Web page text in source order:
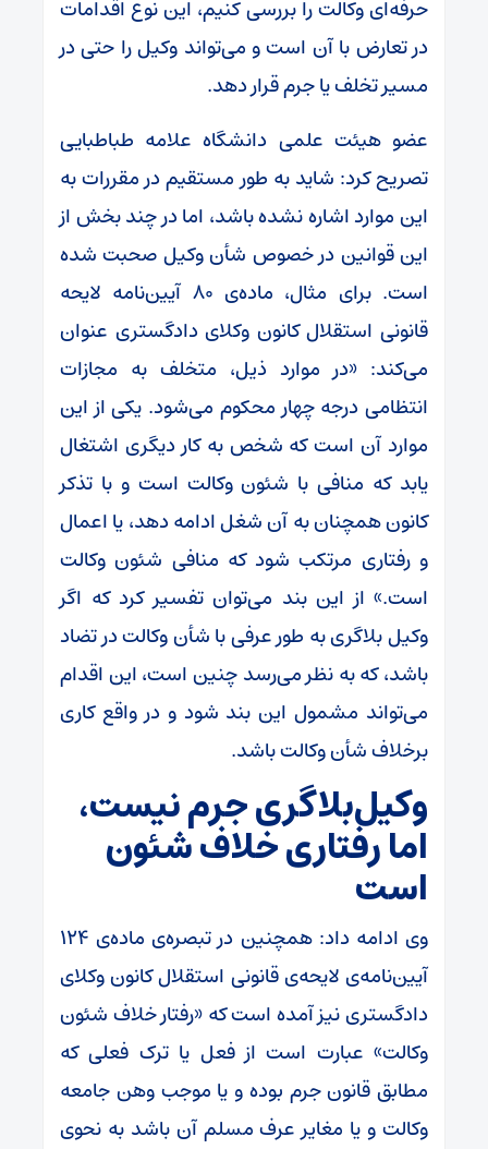
حرفه‌ای وکالت را بررسی کنیم، این نوع اقدامات
در تعارض با آن است و می‌تواند وکیل را حتی در
مسیر تخلف یا جرم قرار دهد.
عضو هیئت علمی دانشگاه علامه طباطبایی
تصریح کرد: شاید به طور مستقیم در مقررات به
این موارد اشاره نشده باشد، اما در چند بخش از
این قوانین در خصوص شأن وکیل صحبت شده
است. برای مثال، ماده‌ی ۸۰ آیین‌نامه‌ لایحه‌
قانونی استقلال کانون وکلای دادگستری عنوان
می‌کند: «در موارد ذیل، متخلف به مجازات
انتظامی درجه چهار محکوم می‌شود. یکی از این
موارد آن است که شخص به کار دیگری اشتغال
یابد که منافی با شئون وکالت است و با تذکر
کانون همچنان به آن شغل ادامه دهد، یا اعمال
و رفتاری مرتکب شود که منافی شئون وکالت
است.» از این بند می‌توان تفسیر کرد که اگر
وکیل بلاگری به طور عرفی با شأن وکالت در تضاد
باشد، که به نظر می‌رسد چنین است، این اقدام
می‌تواند مشمول این بند شود و در واقع کاری
برخلاف شأن وکالت باشد.
وکیل‌بلاگری جرم نیست،
اما رفتاری خلاف شئون
است
وی ادامه داد: همچنین در تبصره‌ی ماده‌ی ۱۲۴
آیین‌نامه‌ی لایحه‌ی قانونی استقلال کانون وکلای
دادگستری نیز آمده است که «رفتار خلاف شئون
وکالت» عبارت است از فعل یا ترک فعلی که
مطابق قانون جرم بوده و یا موجب وهن جامعه
وکالت و یا مغایر عرف مسلم آن باشد به نحوی